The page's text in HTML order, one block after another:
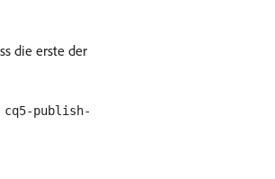
die erste der
cq5-publish-